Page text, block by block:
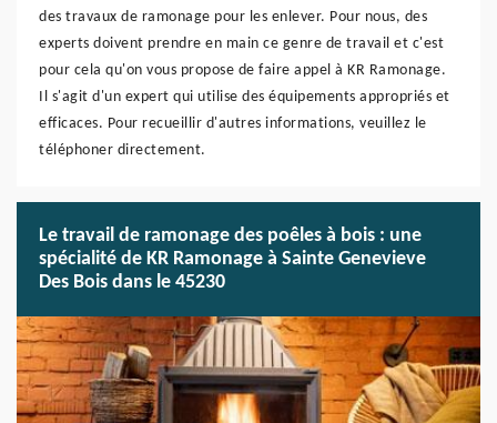
des travaux de ramonage pour les enlever. Pour nous, des
experts doivent prendre en main ce genre de travail et c'est
pour cela qu'on vous propose de faire appel à KR Ramonage.
Il s'agit d'un expert qui utilise des équipements appropriés et
efficaces. Pour recueillir d'autres informations, veuillez le
téléphoner directement.
Le travail de ramonage des poêles à bois : une
spécialité de KR Ramonage à Sainte Genevieve
Des Bois dans le 45230